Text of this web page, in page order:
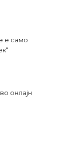
е само
онлајн